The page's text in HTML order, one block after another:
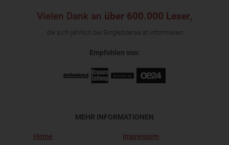
Vielen Dank an über 600.000 Leser,
die sich jährlich bei Singleboerse.at informieren
Empfohlen von:
MEHR INFORMATIONEN
Home
Impressum